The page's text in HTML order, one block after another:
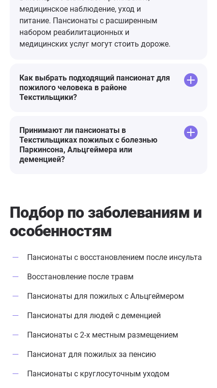
медицинское наблюдение, уход и
питание. Пансионаты с расширенным
набором реабилитационных и
медицинских услуг могут стоить дороже.
Как выбрать подходящий пансионат для
пожилого человека в районе
Текстильщики?
Принимают ли пансионаты в
Текстильщиках пожилых с болезнью
Паркинсона, Альцгеймера или
деменцией?
Подбор по заболеваниям и
особенностям
Пансионаты с восстановлением после инсульта
Восстановление после травм
Пансионаты для пожилых с Альцгеймером
Пансионаты для людей с деменцией
Пансионаты с 2-х местным размещением
Пансионат для пожилых за пенсию
Пансионаты с круглосуточным уходом